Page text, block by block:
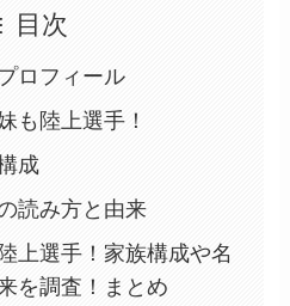
目次
ロフィール
も陸上選手！
成
読み方と由来
上選手！家族構成や名
を調査！まとめ